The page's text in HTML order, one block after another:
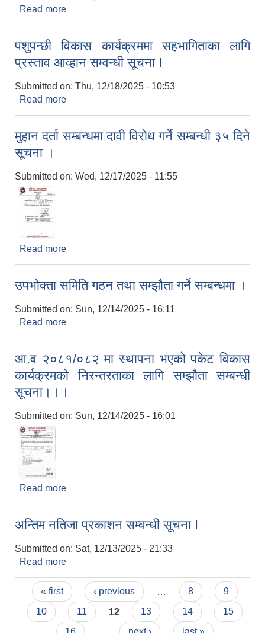
Read more
पशुपन्छी विकास कार्यक्रममा सहभागिताका लागि
प्रस्ताव आव्हान सम्वन्धी सूचना I
Submitted on: Thu, 12/18/2025 - 10:53
Read more
मुहान दर्ता सम्बन्धमा दावी विरोध गर्ने सम्बन्धी ३५ दिने
सूचना ।
Submitted on: Wed, 12/17/2025 - 11:55
Read more
उपभोक्ता समिति गठन तथा सम्झौता गर्ने सम्बन्धमा ।
Submitted on: Sun, 12/14/2025 - 16:11
Read more
आ.व २०८१/०८२ मा स्थापना भएको पकेट विकास
कार्यक्रमको निरन्तरताका लागि सम्झौता सम्बन्धी
सूचना।।।
Submitted on: Sun, 12/14/2025 - 16:01
Read more
अन्तिम नतिजा प्रकाशन सम्वन्धी सूचना I
Submitted on: Sat, 12/13/2025 - 21:33
Read more
Pages
« first ‹ previous 8
9
10
11 12 13 14
15